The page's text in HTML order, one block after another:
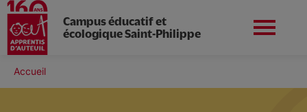
Campus éducatif et
écologique Saint-Philippe
Apprentis d'Auteuil en
Île-de-France
Fil
d'Ariane
Accueil